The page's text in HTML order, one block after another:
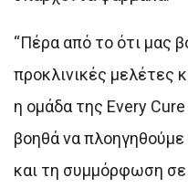
“Πέρα από το ότι μας
προκλινικές μελέτες
η ομάδα της Every
βοηθά να πλοηγηθούμε
και τη συμμόρφωση